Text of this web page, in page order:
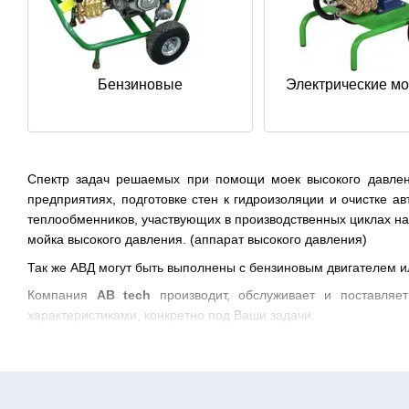
Спектр задач решаемых при помощи моек высокого
предприятиях, подготовке стен к гидроизоляции и очистке
теплообменников, участвующих в производственных циклах
мойка высокого давления. (аппарат высокого давления)
Так же АВД могут быть выполнены с бензиновым двигателем
Компания AB tech производит, обслуживает и
характеристиками, конкретно под Ваши задачи.
Бензиновые Электрические